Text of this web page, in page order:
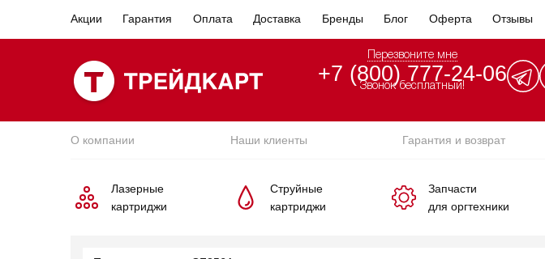
Акции Гарантия Оплата Доставка Бренды Блог Оферта Отзывы
Перезвоните мне
+7 (800) 777-24-06
Звонок бесплатный!
О компании Наши клиенты Гарантия и возврат
Лазерные
картриджи
Струйные
картриджи
Запчасти
для оргтехники